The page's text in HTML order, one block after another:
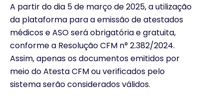
A partir do dia 5 de março de 2025, a utilização
da plataforma para a emissão de atestados
médicos e ASO será obrigatória e gratuita,
conforme a Resolução CFM n° 2.382/2024.
Assim, apenas os documentos emitidos por
meio do Atesta CFM ou verificados pelo
sistema serão considerados válidos.